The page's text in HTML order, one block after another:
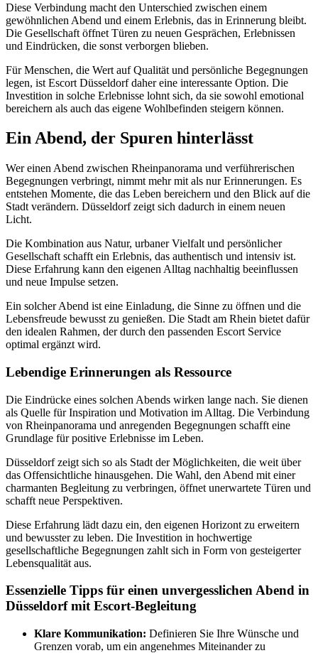
Diese Verbindung macht den Unterschied zwischen einem
gewöhnlichen Abend und einem Erlebnis, das in Erinnerung bleibt.
Die Gesellschaft öffnet Türen zu neuen Gesprächen, Erlebnissen
und Eindrücken, die sonst verborgen blieben.
Für Menschen, die Wert auf Qualität und persönliche Begegnungen
legen, ist Escort Düsseldorf daher eine interessante Option. Die
Investition in solche Erlebnisse lohnt sich, da sie sowohl emotional
bereichern als auch das eigene Wohlbefinden steigern können.
Ein Abend, der Spuren hinterlässt
Wer einen Abend zwischen Rheinpanorama und verführerischen
Begegnungen verbringt, nimmt mehr mit als nur Erinnerungen. Es
entstehen Momente, die das Leben bereichern und den Blick auf die
Stadt verändern. Düsseldorf zeigt sich dadurch in einem neuen
Licht.
Die Kombination aus Natur, urbaner Vielfalt und persönlicher
Gesellschaft schafft ein Erlebnis, das authentisch und intensiv ist.
Diese Erfahrung kann den eigenen Alltag nachhaltig beeinflussen
und neue Impulse setzen.
Ein solcher Abend ist eine Einladung, die Sinne zu öffnen und die
Lebensfreude bewusst zu genießen. Die Stadt am Rhein bietet dafür
den idealen Rahmen, der durch den passenden Escort Service
optimal ergänzt wird.
Lebendige Erinnerungen als Ressource
Die Eindrücke eines solchen Abends wirken lange nach. Sie dienen
als Quelle für Inspiration und Motivation im Alltag. Die Verbindung
von Rheinpanorama und anregenden Begegnungen schafft eine
Grundlage für positive Erlebnisse im Leben.
Düsseldorf zeigt sich so als Stadt der Möglichkeiten, die weit über
das Offensichtliche hinausgehen. Die Wahl, den Abend mit einer
charmanten Begleitung zu verbringen, öffnet unerwartete Türen und
schafft neue Perspektiven.
Diese Erfahrung lädt dazu ein, den eigenen Horizont zu erweitern
und bewusster zu leben. Die Investition in hochwertige
gesellschaftliche Begegnungen zahlt sich in Form von gesteigerter
Lebensqualität aus.
Essenzielle Tipps für einen unvergesslichen Abend in
Düsseldorf mit Escort-Begleitung
Klare Kommunikation: Definieren Sie Ihre Wünsche und
Grenzen vorab, um ein angenehmes Miteinander zu